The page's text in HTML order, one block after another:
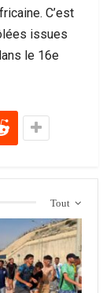
C’est
issues
le 16e
Tout